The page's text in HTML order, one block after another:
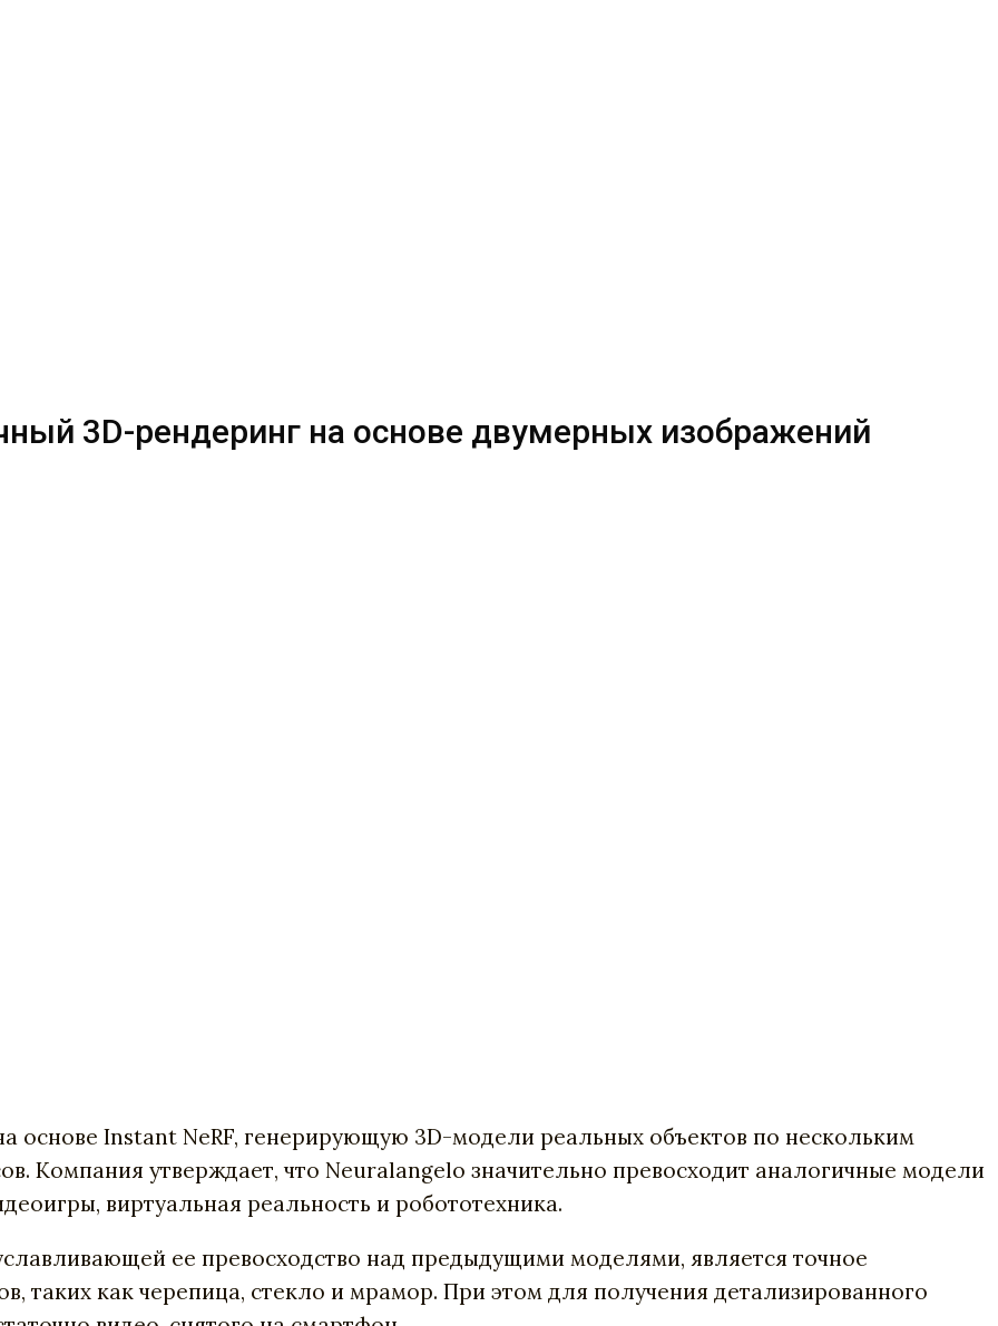
3D-рендеринг на основе двумерных изображений
основе Instant NeRF, генерирующую 3D-модели реальных объектов по нескольким
Компания утверждает, что Neuralangelo значительно превосходит аналогичные модели
виртуальная реальность и робототехника.
ее превосходство над предыдущими моделями, является точное
таких как черепица, стекло и мрамор. При этом для получения детализированного